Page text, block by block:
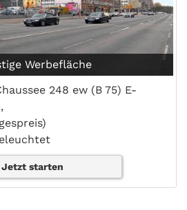
Werbefläche
248 ew (B 75) E-
Jetzt starten